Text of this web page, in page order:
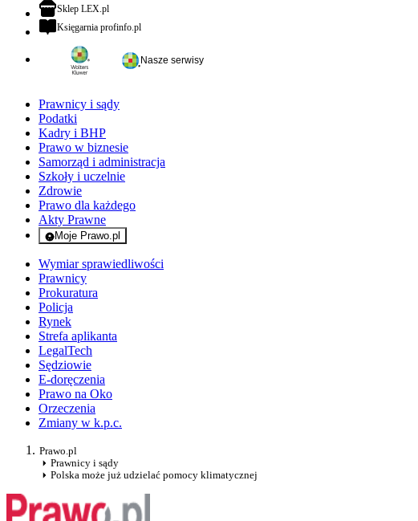
Sklep LEX.plotwiera się w nowej karcie
Księgarnia profinfo.plotwiera się w nowej karcie
Nasze serwisy
Prawnicy i sądy
Podatki
Kadry i BHP
Prawo w biznesie
Samorząd i administracja
Szkoły i uczelnie
Zdrowie
Prawo dla każdego
Akty Prawne
Moje Prawo.pl
- rejestracja i logowanie do serwisu
Wymiar sprawiedliwości
Prawnicy
Prokuratura
Policja
Rynek
Strefa aplikanta
LegalTech
Sędziowie
E-doręczenia
Prawo na Oko
Orzeczenia
Zmiany w k.p.c.
Prawo.pl
Prawnicy i sądy
Polska może już udzielać pomocy klimatycznej